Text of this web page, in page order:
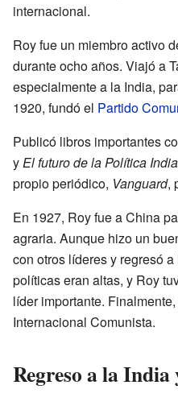
internacional.
Roy fue un miembro activo
durante ocho años. Viajó a
especialmente a la India,
1920, fundó el Partido
Publicó libros importantes
yEl futuro de la Política India
propio periódico, Vanguard,
En 1927, Roy fue a China
agraria. Aunque hizo un
con otros líderes y regresó
políticas eran altas, y Roy
líder importante.
Internacional Comunista.
Regreso a la India